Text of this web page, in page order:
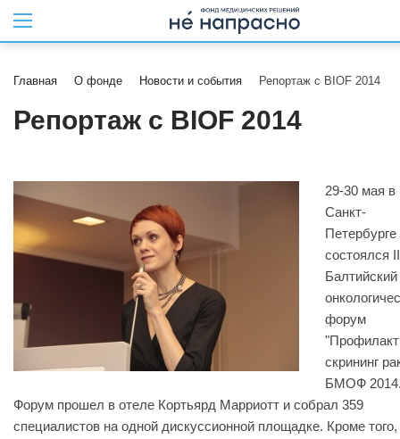
Главная О фонде Новости и события Репортаж с BIOF 2014
Репортаж с BIOF 2014
29-30 мая в
Санкт-
Петербурге
состоялся II
Балтийский
форум
скрининг
БМОФ
Форум прошел в отеле Кортьярд Марриотт и собрал 359
специалистов на одной дискуссионной площадке. Кроме